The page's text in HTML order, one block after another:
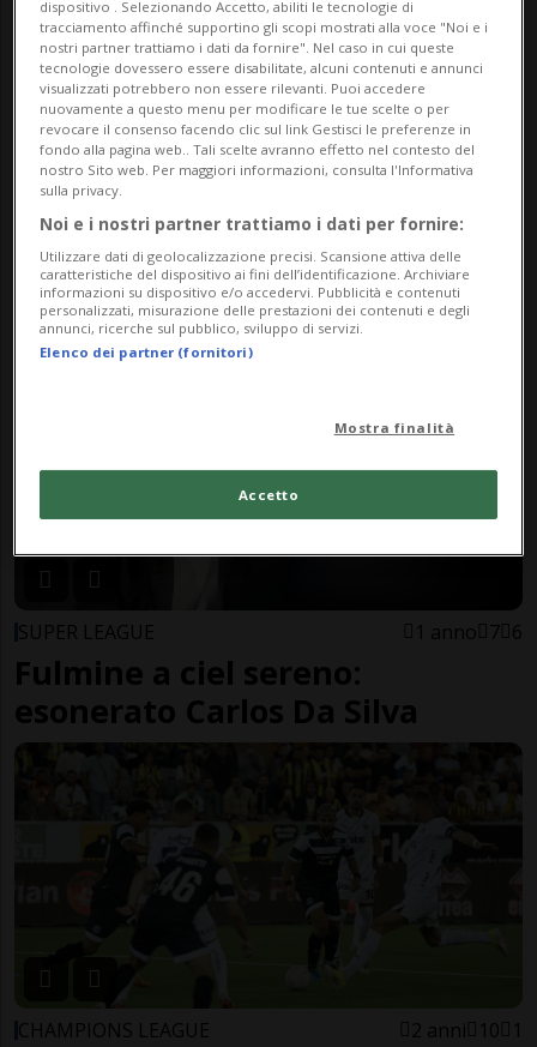
SUPER LEAGUE 7 mesi
Alessandro Mangiarratti futuro
direttore sportivo dello Zurigo?
SUPER LEAGUE 1 anno 7 6
Fulmine a ciel sereno:
esonerato Carlos Da Silva
CHAMPIONS LEAGUE 2 anni 10 1
dispositivo . Selezionando Accetto, abiliti le tecnologie di
tracciamento affinché supportino gli scopi mostrati alla voce "Noi e i
nostri partner trattiamo i dati da fornire". Nel caso in cui queste
tecnologie dovessero essere disabilitate, alcuni contenuti e annunci
visualizzati potrebbero non essere rilevanti. Puoi accedere
nuovamente a questo menu per modificare le tue scelte o per
revocare il consenso facendo clic sul link Gestisci le preferenze in
fondo alla pagina web.. Tali scelte avranno effetto nel contesto del
nostro Sito web. Per maggiori informazioni, consulta l'Informativa
sulla privacy.
Noi e i nostri partner trattiamo i dati per fornire:
Utilizzare dati di geolocalizzazione precisi. Scansione attiva delle
caratteristiche del dispositivo ai fini dell’identificazione. Archiviare
informazioni su dispositivo e/o accedervi. Pubblicità e contenuti
personalizzati, misurazione delle prestazioni dei contenuti e degli
annunci, ricerche sul pubblico, sviluppo di servizi.
Elenco dei partner (fornitori)
Mostra finalità
Accetto